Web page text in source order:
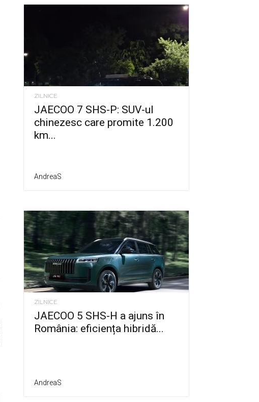
ZILNICE
JAECOO 7 SHS-P: SUV-ul
chinezesc care promite 1.200
km...
AndreaS
ZILNICE
JAECOO 5 SHS-H a ajuns în
România: eficiența hibridă...
AndreaS